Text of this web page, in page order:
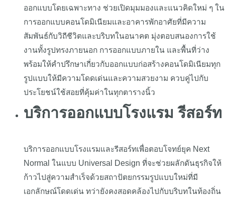
ออกแบบโดยเฉพาะทาง ช่วยเปิดมุมมองและแนวคิดใหม่ ๆ ใน
การออกแบบคอนโดมิเนียมและอาคารพักอาศัยที่มีความ
สัมพันธ์กับวิถีชีวิตและบริบทในอนาคต มุ่งตอบสนองการใช้
งานทั้งรูปทรงภายนอก การออกแบบภายใน และพื้นที่ว่าง
พร้อมให้คำปรึกษาเกี่ยวกับออกแบบก่อสร้างคอนโดมิเนียมทุก
รูปแบบให้มีความโดดเด่นและความสวยงาม ควบคู่ไปกับ
ประโยชน์ใช้สอยที่คุ้มค่าในทุกตารางนิ้ว
บริการออกแบบโรงแรม รีสอร์ท
บริการออกแบบโรงแรมและรีสอร์ทเพื่อตอบโจทย์ยุค Next
Normal ในแบบ Universal Design ที่จะช่วยผลักดันธุรกิจให้
ก้าวไปสู่ความสำเร็จด้วยสถาปัตยกรรมรูปแบบใหม่ที่มี
เอกลักษณ์โดดเด่น ทว่ายังคงสอดคล้องไปกับบริบทในท้องถิ่น